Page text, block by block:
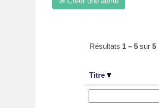
Résultats 1 – 5 sur 5
Titre